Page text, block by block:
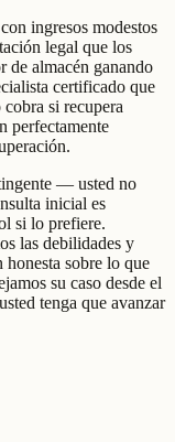
ingresos modestos
legal que los
de almacén ganando
certificado que
si recupera
perfectamente
— usted no
inicial es
si lo prefiere.
las debilidades y
honesta sobre lo que
su caso desde el
tenga que avanzar